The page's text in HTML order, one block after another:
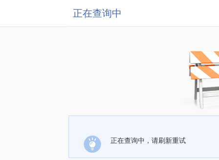
正在查询中
正在查询中，请刷新重试